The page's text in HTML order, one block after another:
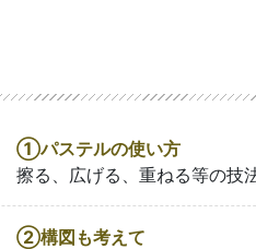
①パステルの使い方
擦る、広げる、重ねる等の技
②構図も考えて